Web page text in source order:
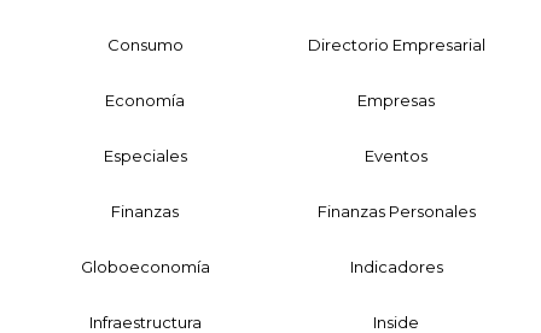
Consumo Directorio Empresarial
Economía Empresas
Especiales Eventos
Finanzas Finanzas Personales
Globoeconomía Indicadores
Infraestructura Inside